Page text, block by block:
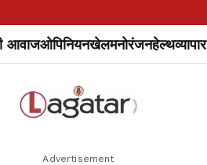
आवाजओपिनियनखेलमनोरंजनहेल्थव्यापार
Advertisement